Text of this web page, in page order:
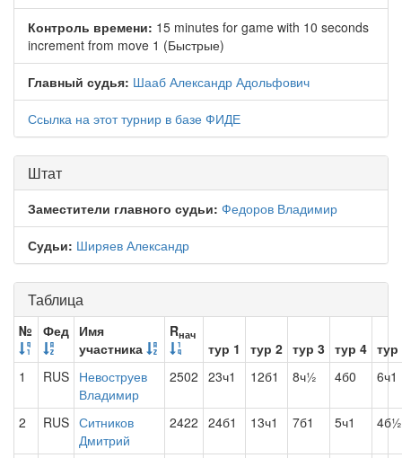
Контроль времени: 15 minutes for game with 10 seconds
increment from move 1 (Быстрые)
Главный судья: Шааб Александр Адольфович
Ссылка на этот турнир в базе ФИДЕ
Штат
Заместители главного судьи: Федоров Владимир
Судьи: Ширяев Александр
Таблица
№ Фед Имя
участника
Rнач
тур 1 тур 2 тур 3 тур 4 тур
1
RUS Невоструев
Владимир
2502 23ч1 12б1 8ч½ 4б0 6ч1
2 RUS Ситников
Дмитрий
2422 24б1 13ч1 7б1 5ч1 4б½